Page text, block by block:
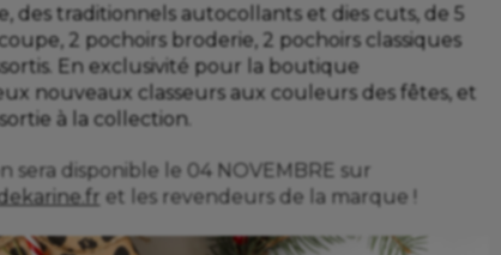
des traditionnels autocollants et dies cuts, de 5
2 pochoirs broderie, 2 pochoirs classiques
En exclusivité pour la boutique
nouveaux classeurs aux couleurs des fêtes, et
à la collection.
sera disponible le 04 NOVEMBRE sur
et les revendeurs de la marque !